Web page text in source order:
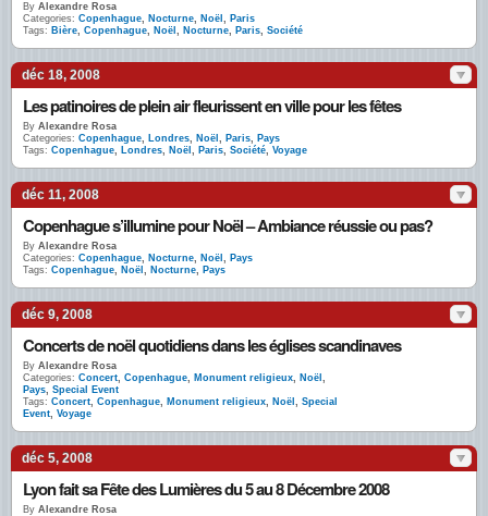
By Alexandre Rosa
Categories: Copenhague, Nocturne, Noël , Paris
Tags: Bière, Copenhague, Noël , Nocturne, Paris, Société
déc 18, 2008
Les patinoires de plein air fleurissent en ville pour les fêtes
By Alexandre Rosa
Categories: Copenhague, Londres, Noël , Paris, Pays
Tags: Copenhague, Londres, Noël , Paris, Société, Voyage
déc 11, 2008
Copenhague s’illumine pour Noël – Ambiance réussie ou pas?
By Alexandre Rosa
Categories: Copenhague, Nocturne, Noël , Pays
Tags: Copenhague, Noël , Nocturne, Pays
déc 9, 2008
Concerts de noël quotidiens dans les églises scandinaves
By Alexandre Rosa
Categories: Concert, Copenhague, Monument religieux, Noël ,
Pays, Special Event
Tags: Concert, Copenhague, Monument religieux, Noël , Special
Event, Voyage
déc 5, 2008
Lyon fait sa Fête des Lumières du 5 au 8 Décembre 2008
By Alexandre Rosa